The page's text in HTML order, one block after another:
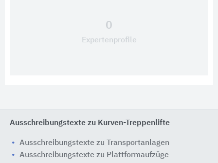
0
Expertenprofile
Ausschreibungstexte zu Kurven-Treppenlifte
Ausschreibungstexte zu Transportanlagen
Ausschreibungstexte zu Plattformaufzüge